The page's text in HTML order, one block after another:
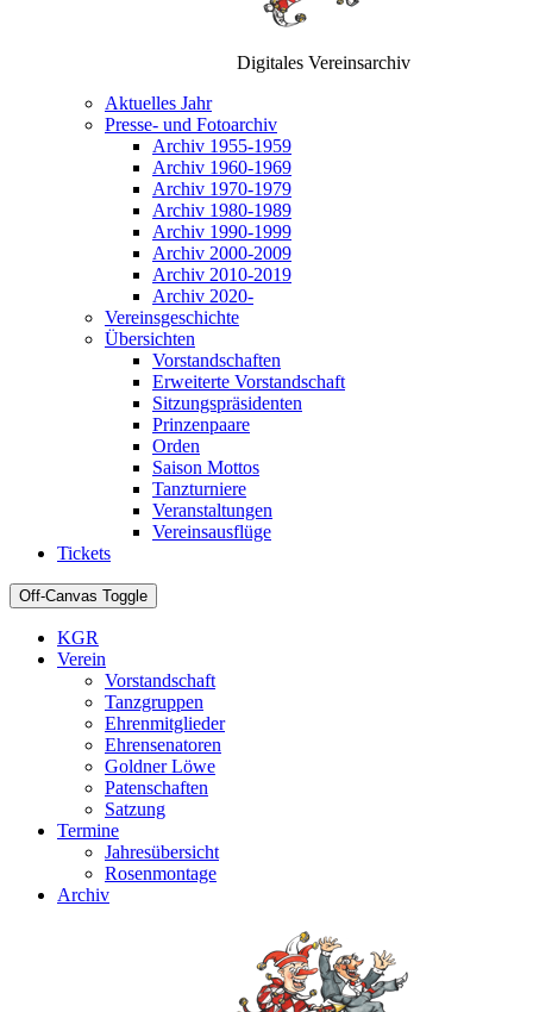
Digitales Vereinsarchiv
Aktuelles Jahr
Presse- und Fotoarchiv
Archiv 1955-1959
Archiv 1960-1969
Archiv 1970-1979
Archiv 1980-1989
Archiv 1990-1999
Archiv 2000-2009
Archiv 2010-2019
Archiv 2020-
Vereinsgeschichte
Übersichten
Vorstandschaften
Erweiterte Vorstandschaft
Sitzungspräsidenten
Prinzenpaare
Orden
Saison Mottos
Tanzturniere
Veranstaltungen
Vereinsausflüge
Tickets
Off-Canvas Toggle
KGR
Verein
Vorstandschaft
Tanzgruppen
Ehrenmitglieder
Ehrensenatoren
Goldner Löwe
Patenschaften
Satzung
Termine
Jahresübersicht
Rosenmontage
Archiv